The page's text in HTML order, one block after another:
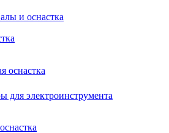
и оснастка
оснастка
для электроинструмента